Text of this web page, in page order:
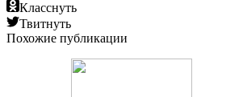
Класснуть
Твитнуть
Похожие публикации